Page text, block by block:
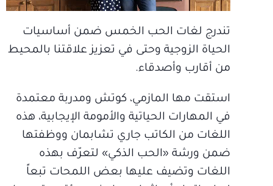
تندرج لغات الحب الخمس ضمن أساسيات
الحياة الزوجية وحتى في تعزيز علاقتنا بالمحيط
من أقارب وأصدقاء.
استقت مها المازمي، كوتش ومدربة معتمدة
في المهارات الحياتية والأمومة الإيجابية، هذه
اللغات من الكاتب جاري تشابمان ووظفتها
ضمن ورشة «الحب الذكي» لتعرّف بهذه
اللغات وتضيف عليها بعض اللمحات تبعاً